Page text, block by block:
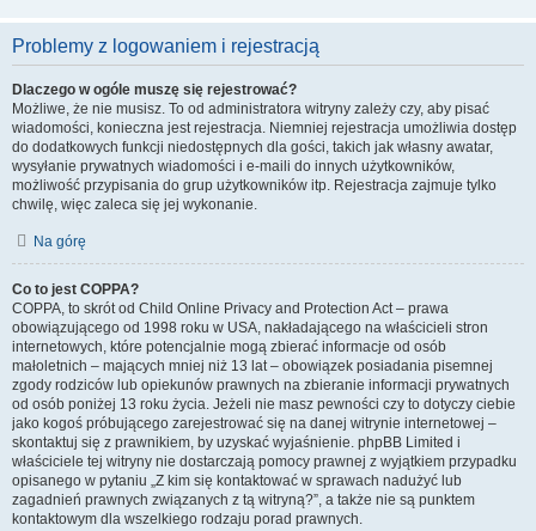
Problemy z logowaniem i rejestracją
Dlaczego w ogóle muszę się rejestrować?
Możliwe, że nie musisz. To od administratora witryny zależy czy, aby pisać
wiadomości, konieczna jest rejestracja. Niemniej rejestracja umożliwia dostęp
do dodatkowych funkcji niedostępnych dla gości, takich jak własny awatar,
wysyłanie prywatnych wiadomości i e-maili do innych użytkowników,
możliwość przypisania do grup użytkowników itp. Rejestracja zajmuje tylko
chwilę, więc zaleca się jej wykonanie.
Na górę
Co to jest COPPA?
COPPA, to skrót od Child Online Privacy and Protection Act – prawa
obowiązującego od 1998 roku w USA, nakładającego na właścicieli stron
internetowych, które potencjalnie mogą zbierać informacje od osób
małoletnich – mających mniej niż 13 lat – obowiązek posiadania pisemnej
zgody rodziców lub opiekunów prawnych na zbieranie informacji prywatnych
od osób poniżej 13 roku życia. Jeżeli nie masz pewności czy to dotyczy ciebie
jako kogoś próbującego zarejestrować się na danej witrynie internetowej –
skontaktuj się z prawnikiem, by uzyskać wyjaśnienie. phpBB Limited i
właściciele tej witryny nie dostarczają pomocy prawnej z wyjątkiem przypadku
opisanego w pytaniu „Z kim się kontaktować w sprawach nadużyć lub
zagadnień prawnych związanych z tą witryną?”, a także nie są punktem
kontaktowym dla wszelkiego rodzaju porad prawnych.